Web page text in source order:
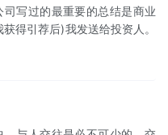
写过的最重要的总结是商业
得引荐后)我发送给投资人。
。还有可能，它将引起其他